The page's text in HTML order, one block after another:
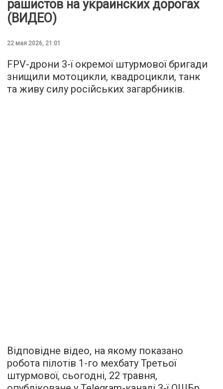
рашистов на украинских дорогах
(ВИДЕО)
22 мая 2026, 21:01
FPV-дрони 3-ї окремої штурмової бригади
знищили мотоцикли, квадроцикли, танк
та живу силу російських загарбників.
Відповідне відео, на якому показано
робота пілотів 1-го мехбату Третьої
штурмової, сьогодні, 22 травня,